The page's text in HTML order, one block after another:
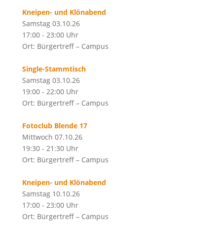
Kneipen- und Klönabend
Samstag 03.10.26
17:00 - 23:00 Uhr
Ort: Bürgertreff – Campus
Single-Stammtisch
Samstag 03.10.26
19:00 - 22:00 Uhr
Ort: Bürgertreff – Campus
Fotoclub Blende 17
Mittwoch 07.10.26
19:30 - 21:30 Uhr
Ort: Bürgertreff – Campus
Kneipen- und Klönabend
Samstag 10.10.26
17:00 - 23:00 Uhr
Ort: Bürgertreff – Campus